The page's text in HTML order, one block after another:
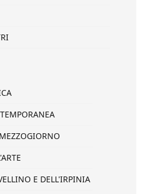
E DELL'IRPINIA